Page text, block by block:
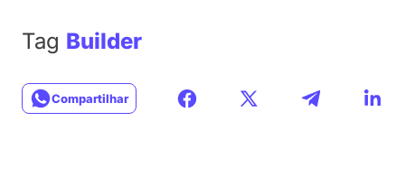
Tag Builder
Compartilhar